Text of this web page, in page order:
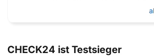
CHECK24 ist Testsieger